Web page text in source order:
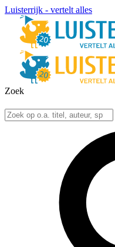
Luisterrijk - vertelt alles
Zoek